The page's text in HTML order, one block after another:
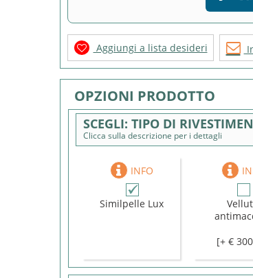
Aggiungi a lista desideri
OPZIONI PRODOTTO
TIPO DI
Clicca sulla descrizione per i dettagli
Similpelle Lux
[+ €